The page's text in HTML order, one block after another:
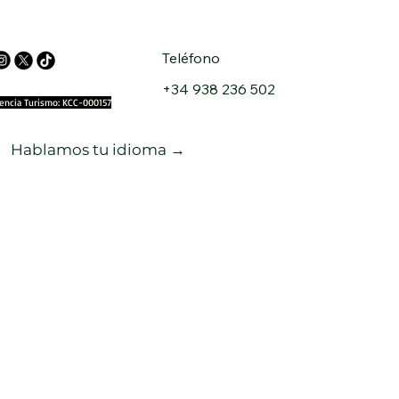
Teléfono
Turismo: KCC-000157
+34 938 236 502
Hablamos tu idioma →